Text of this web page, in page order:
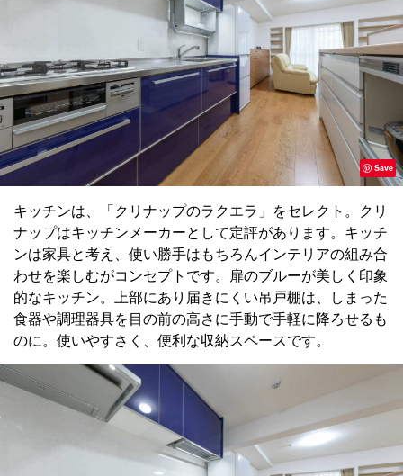
Save
キッチンは、「クリナップのラクエラ」をセレクト。クリ
ナップはキッチンメーカーとして定評があります。キッチ
ンは家具と考え、使い勝手はもちろんインテリアの組み合
わせを楽しむがコンセプトです。扉のブルーが美しく印象
的なキッチン。上部にあり届きにくい吊戸棚は、しまった
食器や調理器具を目の前の高さに手動で手軽に降ろせるも
のに。使いやすさく、便利な収納スペースです。